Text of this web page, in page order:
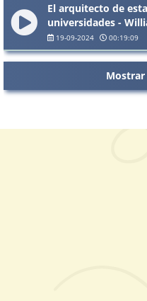
El arquitecto de
universidades -
19-09-2024 00:19:09